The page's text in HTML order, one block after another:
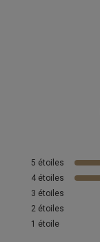
5 étoiles
4 étoiles
3 étoiles
2 étoiles
1 étoile